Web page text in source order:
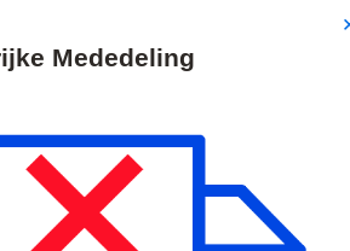
Verzendingen worden op